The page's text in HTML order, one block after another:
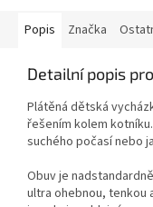
Popis Značka
Detailní popis
Plátěná dětská
řešením kolem
suchého počasí nebo
Obuv je
ultra ohebnou, tenkou